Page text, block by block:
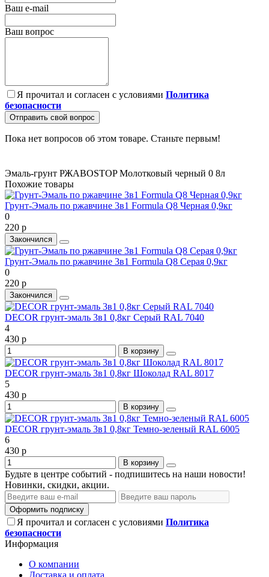
Ваш e-mail
Ваш вопрос
Я прочитал и согласен с условиями Политика
безопасности
Отправить свой вопрос
Пока нет вопросов об этом товаре. Станьте первым!
Эмаль-грунт РЖАВОSTOP Молотковый черный 0 8л
Похожие товары
Грунт-Эмаль по ржавчине 3в1 Formula Q8 Черная 0,9кг
0
220 р
Закончился
Грунт-Эмаль по ржавчине 3в1 Formula Q8 Серая 0,9кг
0
220 р
Закончился
DECOR грунт-эмаль 3в1 0,8кг Серый RAL 7040
4
430 р
В корзину
DECOR грунт-эмаль 3в1 0,8кг Шоколад RAL 8017
5
430 р
В корзину
DECOR грунт-эмаль 3в1 0,8кг Темно-зеленый RAL 6005
6
430 р
В корзину
Будьте в центре событий - подпишитесь на наши новости!
Новинки, скидки, акции.
Оформить подписку
Я прочитал и согласен с условиями Политика
безопасности
Информация
О компании
Доставка и оплата